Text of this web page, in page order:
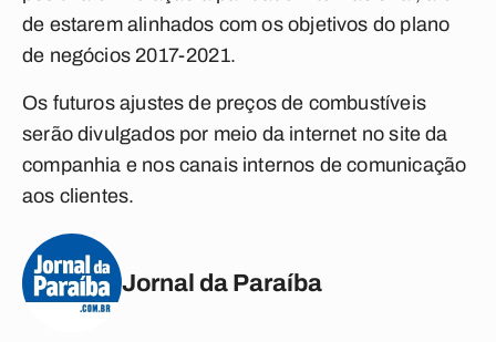
de estarem alinhados com os objetivos do plano
de negócios 2017-2021.
Os futuros ajustes de preços de combustíveis
serão divulgados por meio da internet no site da
companhia e nos canais internos de comunicação
aos clientes.
Jornal da Paraíba